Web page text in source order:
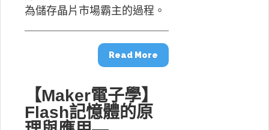
為儲存晶片市場霸主的過程。
Read More
【Maker電子學】
Flash記憶體的原